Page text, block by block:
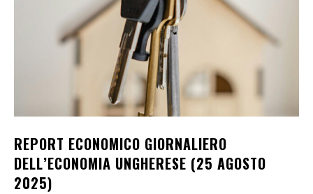
REPORT ECONOMICO GIORNALIERO
DELL’ECONOMIA UNGHERESE (25 AGOSTO
2025)